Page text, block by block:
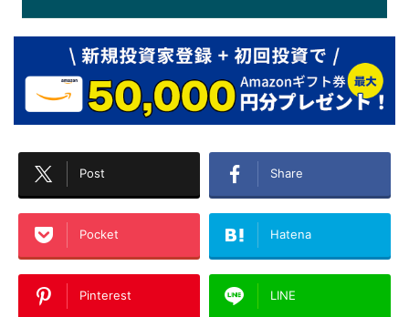
Post Share
Pocket Hatena
Pinterest LINE